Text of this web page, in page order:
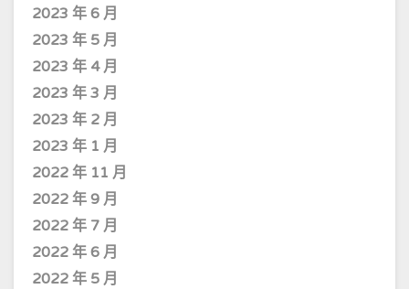
2023 年 6 月
2023 年 5 月
2023 年 4 月
2023 年 3 月
2023 年 2 月
2023 年 1 月
2022 年 11 月
2022 年 9 月
2022 年 7 月
2022 年 6 月
2022 年 5 月